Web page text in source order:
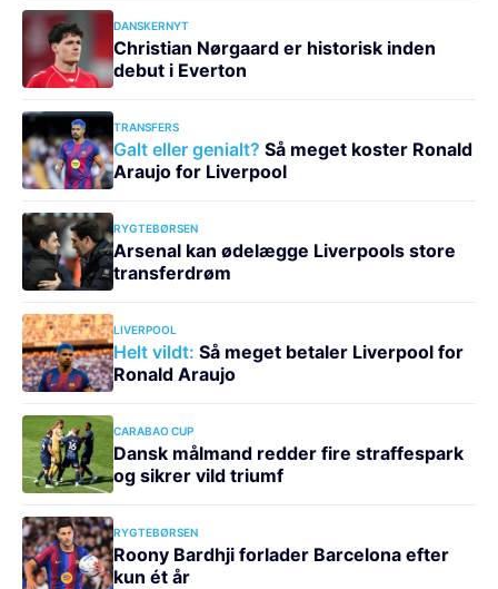
DANSKERNYT
Christian Nørgaard er historisk inden
debut i Everton
TRANSFERS
Galt eller genialt? Så meget koster Ronald
Araujo for Liverpool
RYGTEBØRSEN
Arsenal kan ødelægge Liverpools store
transferdrøm
LIVERPOOL
Helt vildt: Så meget betaler Liverpool for
Ronald Araujo
CARABAO CUP
Dansk målmand redder fire straffespark
og sikrer vild triumf
RYGTEBØRSEN
Roony Bardhji forlader Barcelona efter
kun ét år